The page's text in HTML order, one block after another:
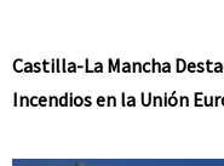
Castilla-La Mancha
Incendios en la Unión